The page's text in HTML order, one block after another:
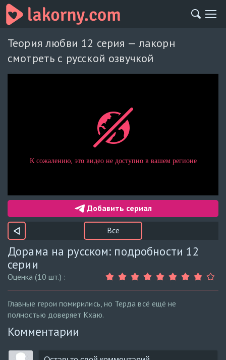
Теория любви 12 серия — лакорн
смотреть с русской озвучкой
Добавить сериал
Все
Дорама на русском: подробности 12
серии
Оценка (10 шт.) :
Главные герои помирились, но Терда всё ещё не
полностью доверяет Кхаю.
Комментарии